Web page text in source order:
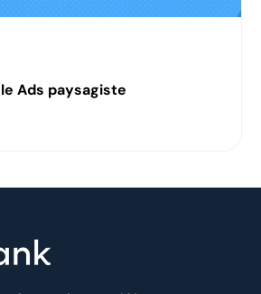
Ads paysagiste